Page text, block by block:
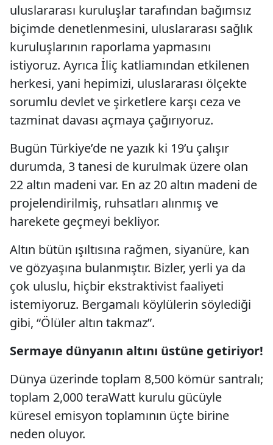
uluslararası kuruluşlar tarafından bağımsız
biçimde denetlenmesini, uluslararası sağlık
kuruluşlarının raporlama yapmasını
istiyoruz. Ayrıca İliç katliamından etkilenen
herkesi, yani hepimizi, uluslararası ölçekte
sorumlu devlet ve şirketlere karşı ceza ve
tazminat davası açmaya çağırıyoruz.
Bugün Türkiye’de ne yazık ki 19’u çalışır
durumda, 3 tanesi de kurulmak üzere olan
22 altın madeni var. En az 20 altın madeni de
projelendirilmiş, ruhsatları alınmış ve
harekete geçmeyi bekliyor.
Altın bütün ışıltısına rağmen, siyanüre, kan
ve gözyaşına bulanmıştır. Bizler, yerli ya da
çok uluslu, hiçbir ekstraktivist faaliyeti
istemiyoruz. Bergamalı köylülerin söylediği
gibi, “Ölüler altın takmaz”.
Sermaye dünyanın altını üstüne getiriyor!
Dünya üzerinde toplam 8,500 kömür santralı;
toplam 2,000 teraWatt kurulu gücüyle
küresel emisyon toplamının üçte birine
neden oluyor.